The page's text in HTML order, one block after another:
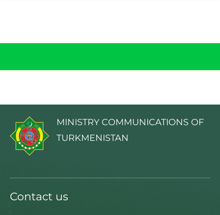
MINISTRY COMMUNICATIONS OF
TURKMENISTAN
Contact us